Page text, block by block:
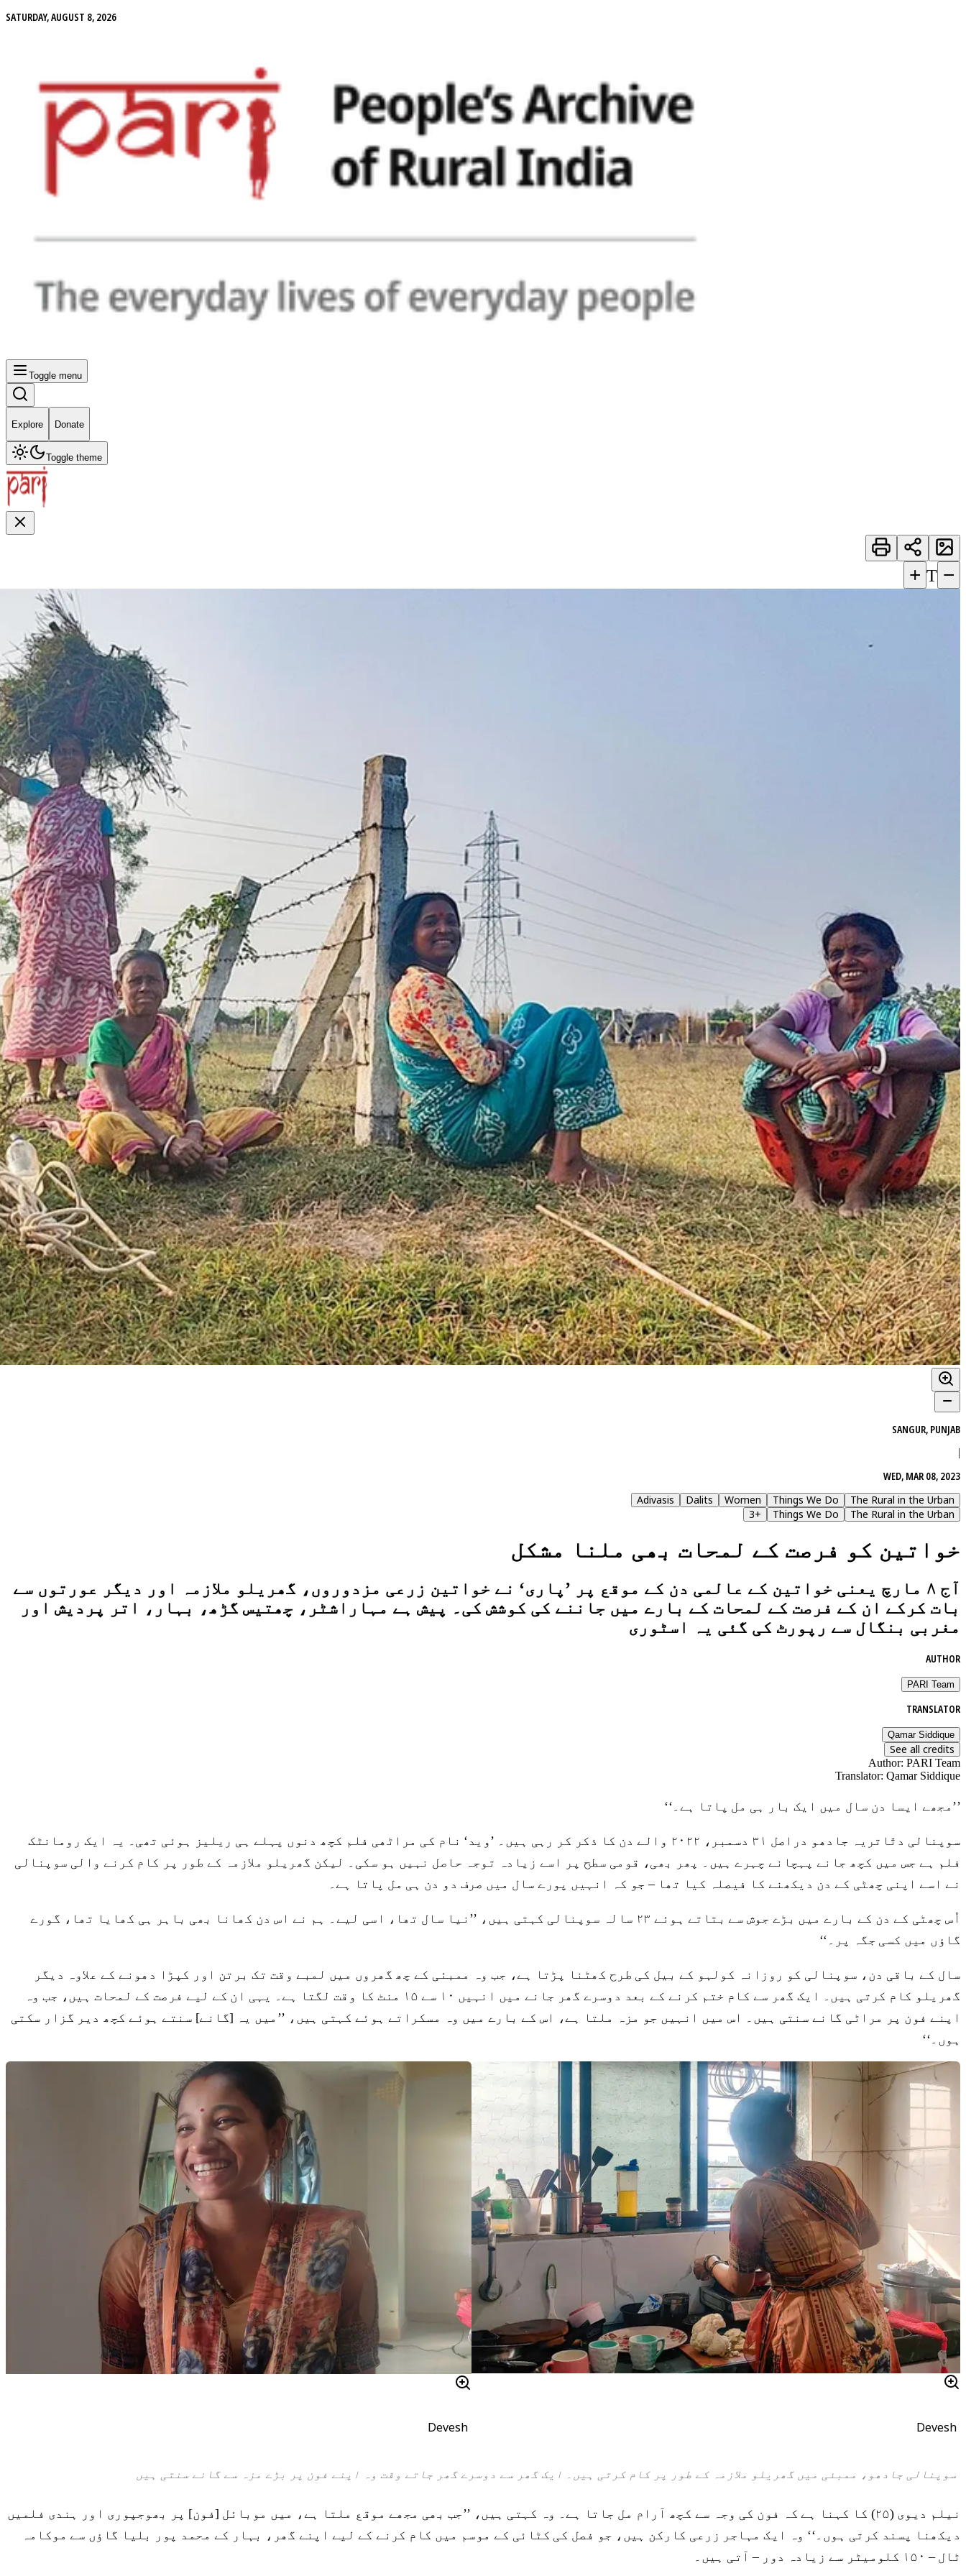
SATURDAY, AUGUST 8, 2026
Toggle menu
Explore Donate
Toggle theme
−
T
+
SANGUR, PUNJAB
|
WED, MAR 08, 2023
The Rural in the Urban
Things We Do
Women
Dalits
Adivasis
The Rural in the Urban
Things We Do
+
3
خواتین کو فرصت کے لمحات بھی ملنا مشکل
آج ۸ مارچ یعنی خواتین کے عالمی دن کے موقع پر ’پاری‘ نے خواتین زرعی مزدوروں، گھریلو ملازمہ اور دیگر عورتوں سے
بات کرکے ان کے فرصت کے لمحات کے بارے میں جاننے کی کوشش کی۔ پیش ہے مہاراشٹر، چھتیس گڑھ، بہار، اتر پردیش اور
مغربی بنگال سے رپورٹ کی گئی یہ اسٹوری
AUTHOR
PARI Team
TRANSLATOR
Qamar Siddique
See all credits
Author: PARI Team
Translator: Qamar Siddique
’’مجھے ایسا دن سال میں ایک بار ہی مل پاتا ہے۔‘‘
سوپنالی دتّاتریہ جادھو دراصل ۳۱ دسمبر، ۲۰۲۲ والے دن کا ذکر کر رہی ہیں۔ ’وید‘ نام کی مراٹھی فلم کچھ دنوں پہلے ہی ریلیز ہوئی تھی۔ یہ ایک رومانٹک
فلم ہے جس میں کچھ جانے پہچانے چہرے ہیں۔ پھر بھی، قومی سطح پر اسے زیادہ توجہ حاصل نہیں ہو سکی۔ لیکن گھریلو ملازمہ کے طور پر کام کرنے والی سوپنالی
نے اسے اپنی چھٹی کے دن دیکھنے کا فیصلہ کیا تھا – جو کہ انہیں پورے سال میں صرف دو دن ہی مل پاتا ہے۔
اُس چھٹی کے دن کے بارے میں بڑے جوش سے بتاتے ہوئے ۲۳ سالہ سوپنالی کہتی ہیں، ’’نیا سال تھا، اسی لیے۔ ہم نے اس دن کھانا بھی باہر ہی کھایا تھا، گورے
گاؤں میں کسی جگہ پر۔‘‘
سال کے باقی دن، سوپنالی کو روزانہ کولہو کے بیل کی طرح کھٹنا پڑتا ہے، جب وہ ممبئی کے چھ گھروں میں لمبے وقت تک برتن اور کپڑا دھونے کے علاوہ دیگر
گھریلو کام کرتی ہیں۔ ایک گھر سے کام ختم کرنے کے بعد دوسرے گھر جانے میں انہیں ۱۰ سے ۱۵ منٹ کا وقت لگتا ہے۔ یہی ان کے لیے فرصت کے لمحات ہیں، جب وہ
اپنے فون پر مراٹی گانے سنتی ہیں۔ اس میں انہیں جو مزہ ملتا ہے، اس کے بارے میں وہ مسکراتے ہوئے کہتی ہیں، ’’میں یہ [گانے] سنتے ہوئے کچھ دیر گزار سکتی
ہوں۔‘‘
Devesh
Devesh
سوپنالی جادھو، ممبئی میں گھریلو ملازمہ کے طور پر کام کرتی ہیں۔ ایک گھر سے دوسرے گھر جاتے وقت وہ اپنے فون پر بڑے مزہ سے گانے سنتی ہیں
نیلم دیوی (۲۵) کا کہنا ہے کہ فون کی وجہ سے کچھ آرام مل جاتا ہے۔ وہ کہتی ہیں، ’’جب بھی مجھے موقع ملتا ہے، میں موبائل [فون] پر بھوجپوری اور ہندی فلمیں
دیکھنا پسند کرتی ہوں۔‘‘ وہ ایک مہاجر زرعی کارکن ہیں، جو فصل کی کٹائی کے موسم میں کام کرنے کے لیے اپنے گھر، بہار کے محمد پور بلیا گاؤں سے موکامہ
ٹال – ۱۵۰ کلومیٹر سے زیادہ دور – آتی ہیں۔